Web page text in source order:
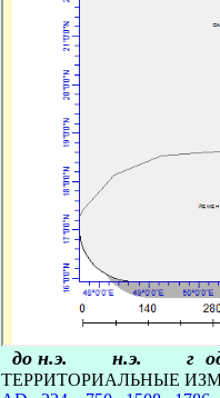
до н.э. н.э. г од
ТЕРРИТОРИАЛЬНЫЕ